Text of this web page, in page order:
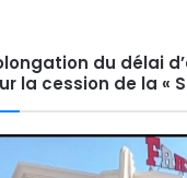
du délai
la cession de la «